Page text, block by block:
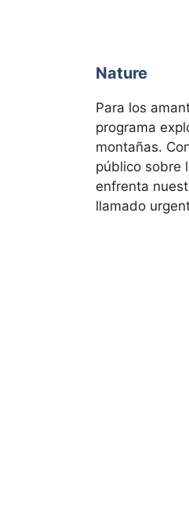
Nature
Para los
programa
montañas.
público sobre
enfrenta
llamado